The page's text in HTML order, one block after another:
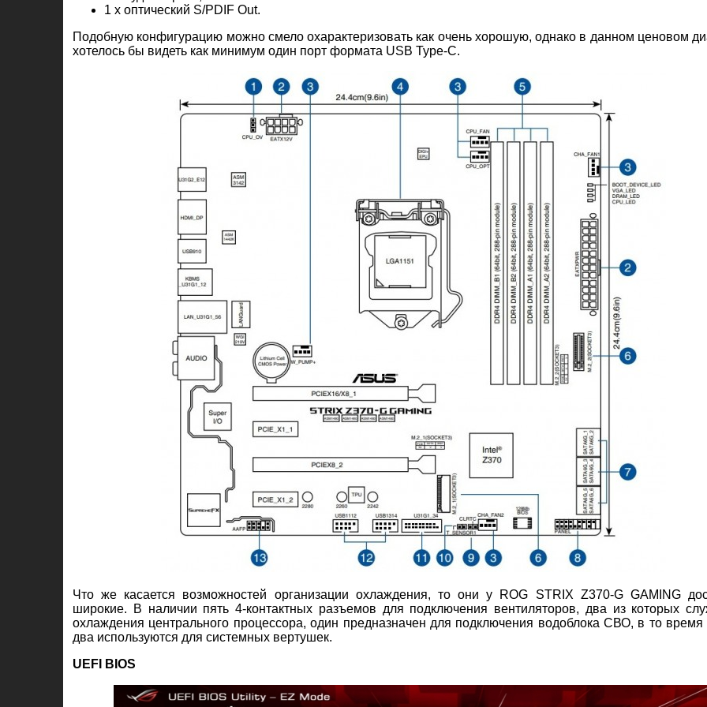
1 х оптический S/PDIF Out.
Подобную конфигурацию можно смело охарактеризовать как очень хорошую, однако в данном ценовом
хотелось бы видеть как минимум один порт формата USB Type-C.
Что же касается возможностей организации охлаждения, то они у ROG STRIX Z370-G GAMING
широкие. В наличии пять 4-контактных разъемов для подключения вентиляторов, два из которых
охлаждения центрального процессора, один предназначен для подключения водоблока СВО, в то
два используются для системных вертушек.
UEFI BIOS